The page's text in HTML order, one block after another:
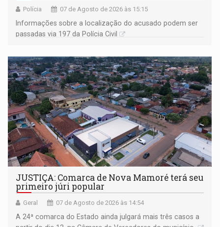
Polícia 07 de Agosto de 2026 às 15:15
Informações sobre a localização do acusado podem ser
passadas via 197 da Polícia Civil
JUSTIÇA: Comarca de Nova Mamoré terá seu
primeiro júri popular
Geral 07 de Agosto de 2026 às 14:54
A 24ª comarca do Estado ainda julgará mais três casos a